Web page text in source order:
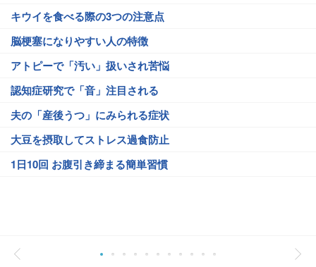
キウイを食べる際の3つの注意点
脳梗塞になりやすい人の特徴
アトピーで「汚い」扱いされ苦悩
認知症研究で「音」注目される
夫の「産後うつ」にみられる症状
大豆を摂取してストレス過食防止
1日10回 お腹引き締まる簡単習慣